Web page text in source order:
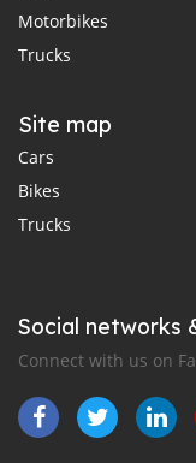
Motorbikes
Trucks
Site map
Cars
Bikes
Trucks
Social networks
Connect with us on